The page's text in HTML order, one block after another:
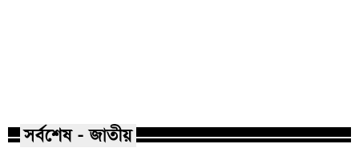
সর্বশেষ - জাতীয়